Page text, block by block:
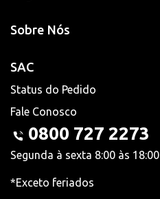
Sobre Nós
SAC
Status do Pedido
Fale Conosco
0800 727 2273
Segunda à sexta 8:00 às 18:00
*Exceto feriados